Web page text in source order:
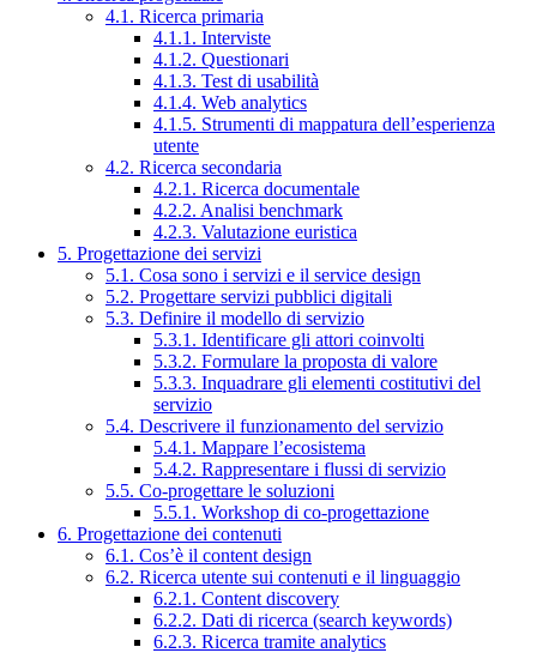
4.1. Ricerca primaria
4.1.1. Interviste
4.1.2. Questionari
4.1.3. Test di usabilità
4.1.4. Web analytics
4.1.5. Strumenti di mappatura dell’esperienza
utente
4.2. Ricerca secondaria
4.2.1. Ricerca documentale
4.2.2. Analisi benchmark
4.2.3. Valutazione euristica
5. Progettazione dei servizi
5.1. Cosa sono i servizi e il service design
5.2. Progettare servizi pubblici digitali
5.3. Definire il modello di servizio
5.3.1. Identificare gli attori coinvolti
5.3.2. Formulare la proposta di valore
5.3.3. Inquadrare gli elementi costitutivi del
servizio
5.4. Descrivere il funzionamento del servizio
5.4.1. Mappare l’ecosistema
5.4.2. Rappresentare i flussi di servizio
5.5. Co-progettare le soluzioni
5.5.1. Workshop di co-progettazione
6. Progettazione dei contenuti
6.1. Cos’è il content design
6.2. Ricerca utente sui contenuti e il linguaggio
6.2.1. Content discovery
6.2.2. Dati di ricerca (search keywords)
6.2.3. Ricerca tramite analytics